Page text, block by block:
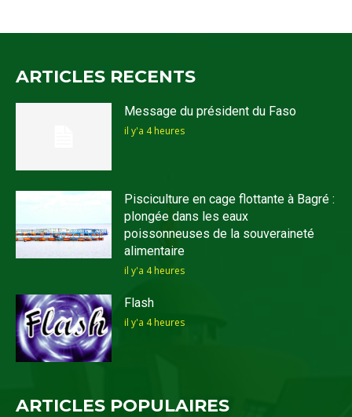
ARTICLES RECENTS
Message du président du Faso
il y'a 4 heures
Pisciculture en cage flottante à Bagré :
plongée dans les eaux
poissonneuses de la souveraineté
alimentaire
il y'a 4 heures
Flash
il y'a 4 heures
ARTICLES POPULAIRES